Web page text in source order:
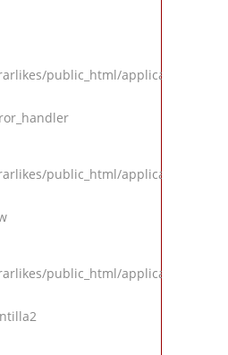
public_html/application/
public_html/application/
public_html/application/